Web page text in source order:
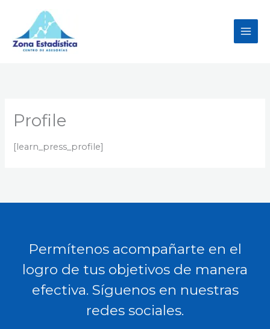
contenido
Profile
[learn_press_profile]
Permítenos acompañarte en el
logro de tus objetivos de manera
efectiva. Síguenos en nuestras
redes sociales.